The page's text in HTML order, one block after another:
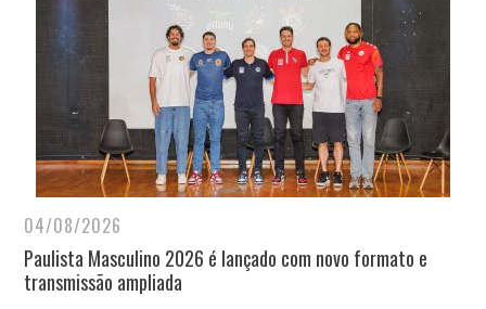
04/08/2026
Paulista Masculino 2026 é lançado com novo formato e
transmissão ampliada